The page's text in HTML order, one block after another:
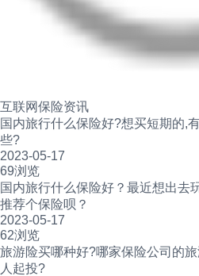
互联网保险资讯
国内旅行什么保险好?想买短期的,
些?
2023-05-17
69浏览
国内旅行什么保险好？最近想出去
推荐个保险呗？
2023-05-17
62浏览
旅游险买哪种好?哪家保险公司的
人起投?